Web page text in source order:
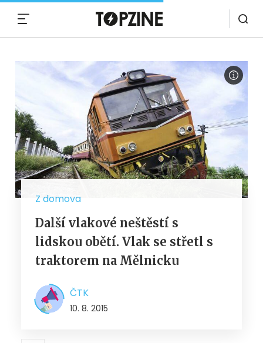
Z domova
Další vlakové neštěstí s
lidskou obětí. Vlak se střetl s
traktorem na Mělnicku
ČTK
10. 8. 2015